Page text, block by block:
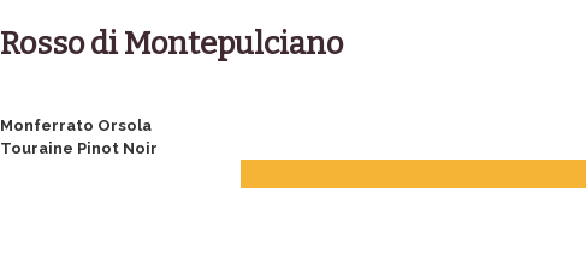
to
content
Rosso di Montepulciano
Post
Monferrato Orsola
Touraine Pinot Noir